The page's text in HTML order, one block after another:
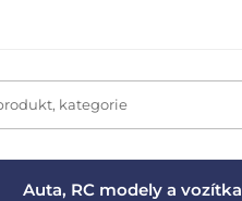
kategorie
Auta, RC modely a vozítka